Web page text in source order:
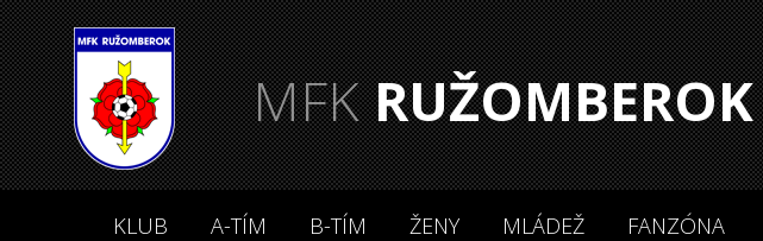
MFKRUŽOMBEROK
KLUB A-TÍM B-TÍM ŽENY MLÁDEŽ FANZÓNA